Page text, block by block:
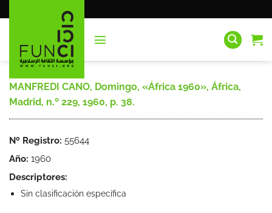
al
MANFREDI CANO, Domingo, «África 1960», África,
Madrid, n.º 229, 1960, p. 38.
Nº Registro: 55644
Año: 1960
Descriptores:
Sin clasificación específica